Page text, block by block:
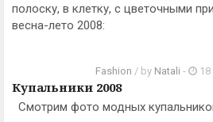
полоску, в клетку, с цветочными
весна-лето 2008:
Fashion / by Natali -
Купальники 2008
Смотрим фото модных